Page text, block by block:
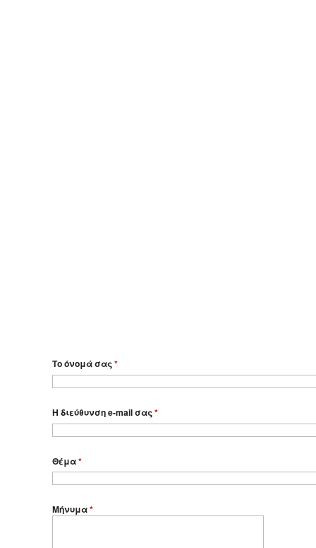
Το όνομά σας*
Η διεύθυνση e-mail σας*
Θέμα*
Μήνυμα*